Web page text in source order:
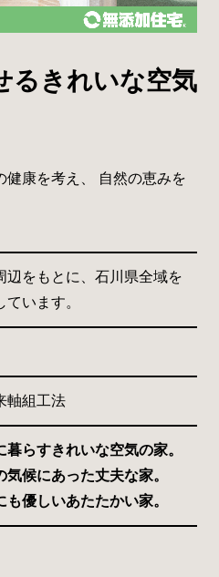
るきれいな空気
健康を考え、 自然の恵みを
辺をもとに、石川県全域を
ています。
軸組工法
暮らすきれいな空気の家。
気候にあった丈夫な家。
も優しいあたたかい家。